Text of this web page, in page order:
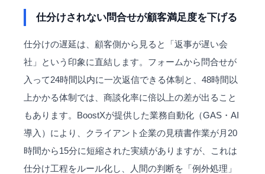
仕分けされない問合せが顧客満足度を下げる
仕分けの遅延は、顧客側から見ると「返事が遅い会
社」という印象に直結します。フォームから問合せが
入って24時間以内に一次返信できる体制と、48時間以
上かかる体制では、商談化率に倍以上の差が出ること
もあります。BoostXが提供した業務自動化 （GAS・AI
導入）により、クライアント企業の見積書作業が月20
時間から15分に短縮された実績がありますが、これは
仕分け工程をルール化し、人間の判断を「例外処理」